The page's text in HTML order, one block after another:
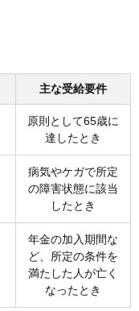
主な受給要件
原則として65歳に
達したとき
病気やケガで所定
の障害状態に該当
したとき
年金の加入期間な
ど、所定の条件を
満たした人が亡く
なったとき